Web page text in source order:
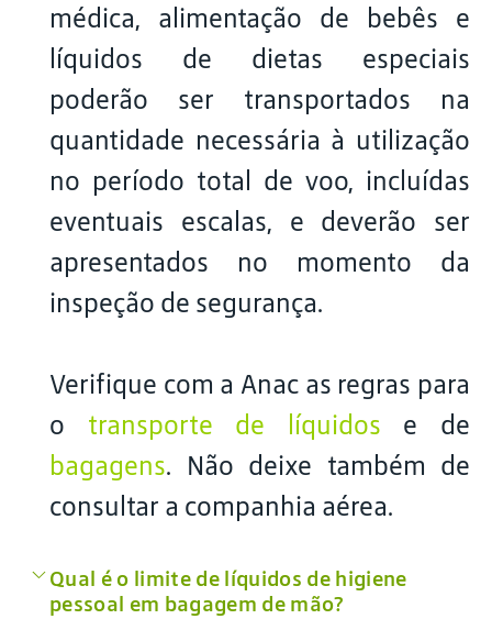
médica, alimentação de bebês e
líquidos de dietas especiais
poderão ser transportados na
quantidade necessária à utilização
no período total de voo, incluídas
eventuais escalas, e deverão ser
apresentados no momento da
inspeção de segurança.
Verifique com a Anac as regras para
o transporte de líquidos e de
bagagens. Não deixe também de
consultar a companhia aérea.
Qual é o limite de líquidos de higiene
pessoal em bagagem de mão?